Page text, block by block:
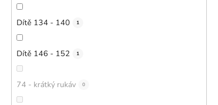
Dítě 134 - 140 1
Dítě 146 - 152 1
74 - krátký rukáv 0